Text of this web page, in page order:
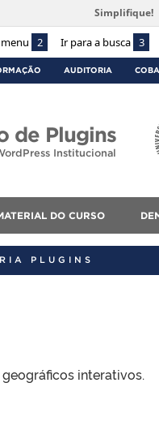
2 Ir para a busca 3
Simplifique!
AUDITORIA
de Plugins
Institucional
DO CURSO
PLUGINS
interativos.